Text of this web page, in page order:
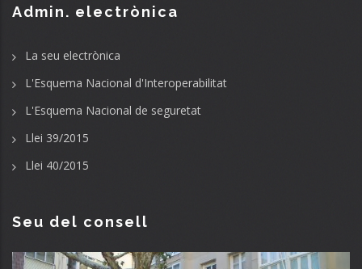
Admin. electrònica
La seu electrònica
L'Esquema Nacional d'Interoperabilitat
L'Esquema Nacional de seguretat
Llei 39/2015
Llei 40/2015
Seu del consell